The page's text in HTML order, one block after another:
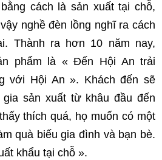
cách là sản xuất tại chỗ,
nghề đèn lồng nghĩ ra cách
Thành ra hơn 10 năm nay,
phẩm là « Đến Hội An trải
với Hội An ». Khách đến sẽ
sản xuất từ khâu đầu đến
thích quá, họ muốn có một
quà biếu gia đình và bạn bè.
khẩu tại chỗ ».